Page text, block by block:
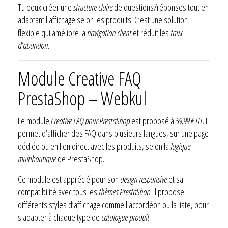
Tu peux créer unestructure clairede questions/réponses tout en
adaptant l'affichage selon les produits. C’est une solution
flexible qui améliore la navigation clientet réduit lestaux
d’abandon.
Module Creative FAQ
PrestaShop – Webkul
Le module Creative FAQ pour PrestaShopest proposé à59,99 € HT. Il
permet d’afficher des FAQ dans plusieurs langues, sur une page
dédiée ou en lien direct avec les produits, selon la logique
multiboutiquede PrestaShop.
Ce module est apprécié pour son design responsiveet sa
compatibilité avec tous lesthèmes PrestaShop. Il propose
différents styles d’affichage comme l'accordéon ou la liste, pour
s'adapter à chaque type de catalogue produit.